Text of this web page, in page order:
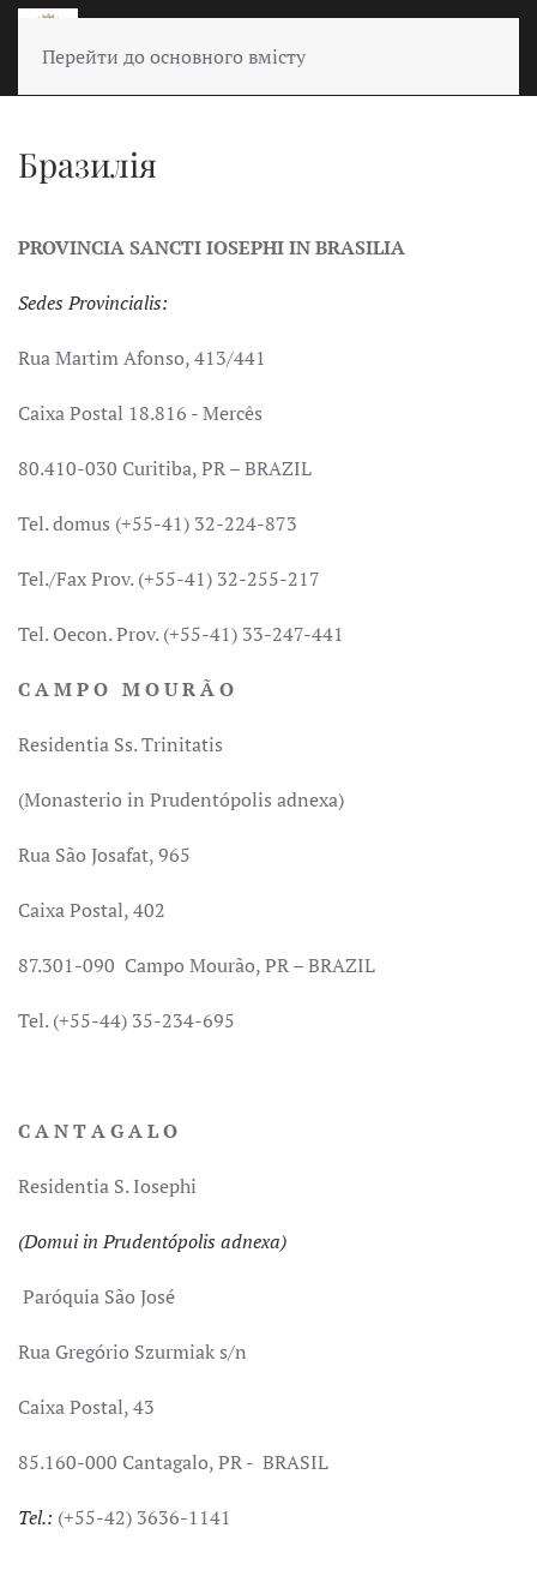
Перейти до основного вмісту
Бразилія
PROVINCIA SANCTI IOSEPHI IN BRASILIA
Sedes Provincialis:
Rua Martim Afonso, 413/441
Caixa Postal 18.816 - Mercês
80.410-030 Curitiba, PR – BRAZIL
Tel. domus (+55-41) 32-224-873
Tel./Fax Prov. (+55-41) 32-255-217
Tel. Oecon. Prov. (+55-41) 33-247-441
C A M P O M O U R Ã O
Residentia Ss. Trinitatis
(Monasterio in Prudentópolis adnexa)
Rua São Josafat, 965
Caixa Postal, 402
87.301-090 Campo Mourão, PR – BRAZIL
Tel. (+55-44) 35-234-695
C A N T A G A L O
Residentia S. Iosephi
(Domui in Prudentópolis adnexa)
Paróquia São José
Rua Gregório Szurmiak s/n
Caixa Postal, 43
85.160-000 Cantagalo, PR - BRASIL
Tel.: (+55-42) 3636-1141